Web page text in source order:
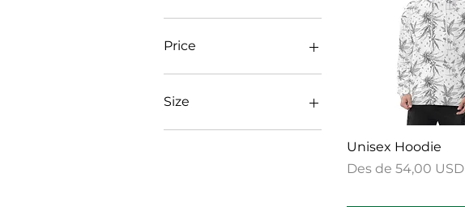
Price
54 USD
Size
2XL
Visualització
Unisex Hoodie
Des de54,00 USD
Preu d'oferta